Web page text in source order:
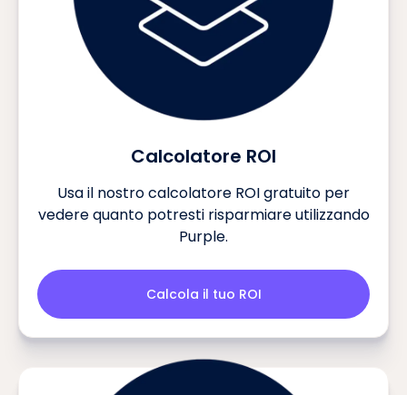
Calcolatore ROI
Usa il nostro calcolatore ROI gratuito per
vedere quanto potresti risparmiare utilizzando
Purple.
Calcola il tuo ROI